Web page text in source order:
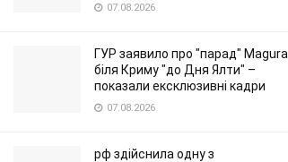
07.08.2026
ГУР заявило про "парад" Magura
біля Криму "до Дня Ялти" –
показали ексклюзивні кадри
07.08.2026
рф здійснила одну з